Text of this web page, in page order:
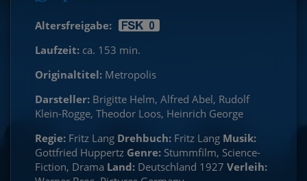
Altersfreigabe:
Laufzeit: ca. 153 min.
Originaltitel: Metropolis
Darsteller: Brigitte Helm, Alfred Abel, Rudolf
Klein-Rogge, Theodor Loos, Heinrich George
Regie: Fritz Lang Drehbuch: Fritz Lang Musik:
Gottfried Huppertz Genre: Stummfilm, Science-
Fiction, Drama Land: Deutschland 1927 Verleih: